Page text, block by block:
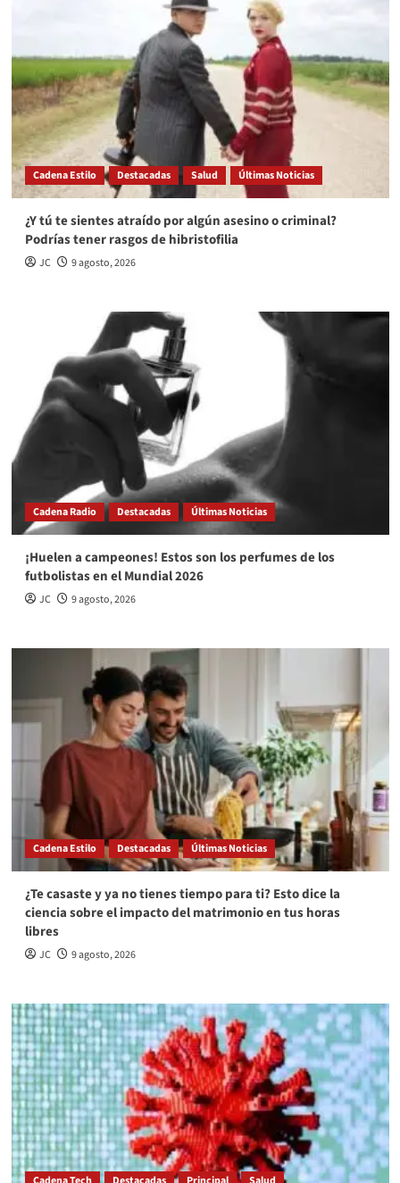
Cadena Estilo Destacadas Salud Últimas Noticias
¿Y tú te sientes atraído por algún asesino o criminal?
Podrías tener rasgos de hibristofilia
JC 9 agosto, 2026
Cadena Radio Destacadas Últimas Noticias
¡Huelen a campeones! Estos son los perfumes de los
futbolistas en el Mundial 2026
JC 9 agosto, 2026
Cadena Estilo Destacadas Últimas Noticias
¿Te casaste y ya no tienes tiempo para ti? Esto dice la
ciencia sobre el impacto del matrimonio en tus horas
libres
JC 9 agosto, 2026